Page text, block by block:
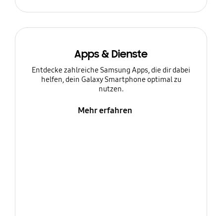
Apps & Dienste
Entdecke zahlreiche Samsung Apps, die dir dabei
helfen, dein Galaxy Smartphone optimal zu
nutzen.
Mehr erfahren